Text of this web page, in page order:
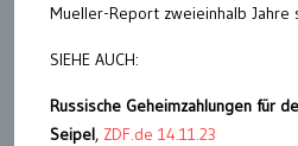
Mueller-Report zweieinhalb Jahre
SIEHE AUCH:
Russische Geheimzahlungen für
Seipel, ZDF.de 14.11.23